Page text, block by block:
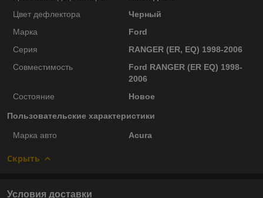
Цвет дефлектора
Черный
Марка
Ford
Серия
RANGER (ER, EQ) 1998-2006
Совместимость
Ford RANGER (ER EQ) 1998-
2006
Состояние
Новое
Пользовательские характеристики
Марка авто Acura
Скрыть
Условия доставки